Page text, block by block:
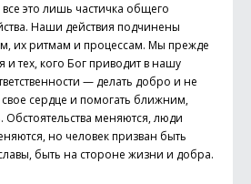
это лишь частичка общего
Наши действия подчинены
их ритмам и процессам. Мы прежде
и тех, кого Бог приводит в нашу
— делать добро и не
свое сердце и помогать ближним,
меняются, люди
но человек призван быть
быть на стороне жизни и добра.